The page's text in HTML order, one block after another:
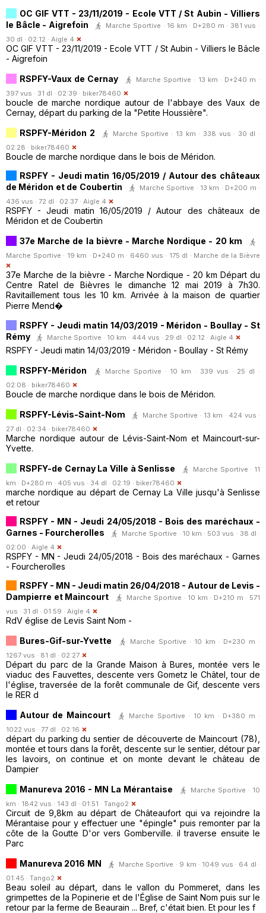
OC GIF VTT - 23/11/2019 - Ecole VTT / St Aubin - Villiers
le Bâcle - Aigrefoin
Marche Sportive · 16 km · D+280 m · 381 vus ·
30 dl · 02:12 · Aigle 4
OC GIF VTT - 23/11/2019 - Ecole VTT / St Aubin - Villiers le Bâcle
- Aigrefoin
RSPFY-Vaux de Cernay
Marche Sportive · 13 km · D+240 m ·
397 vus · 31 dl · 02:39 · biker78460
boucle de marche nordique autour de l'abbaye des Vaux de
Cernay, départ du parking de la "Petite Houssière".
RSPFY-Méridon 2
Marche Sportive · 13 km · 338 vus · 30 dl ·
02:28 · biker78460
Boucle de marche nordique dans le bois de Méridon.
RSPFY - Jeudi matin 16/05/2019 / Autour des châteaux
de Méridon et de Coubertin
Marche Sportive · 13 km · D+200 m ·
436 vus · 72 dl · 02:37 · Aigle 4
RSPFY - Jeudi matin 16/05/2019 / Autour des châteaux de
Méridon et de Coubertin
37e Marche de la bièvre - Marche Nordique - 20 km
Marche Sportive · 19 km · D+240 m · 6460 vus · 175 dl · Marche de la Bièvre
37e Marche de la bièvre - Marche Nordique - 20 km Départ du
Centre Ratel de Bièvres le dimanche 12 mai 2019 à 7h30.
Ravitaillement tous les 10 km. Arrivée à la maison de quartier
Pierre Mend�
RSPFY - Jeudi matin 14/03/2019 - Méridon - Boullay - St
Rémy
Marche Sportive · 10 km · 444 vus · 29 dl · 02:12 · Aigle 4
RSPFY - Jeudi matin 14/03/2019 - Méridon - Boullay - St Rémy
RSPFY-Méridon
Marche Sportive · 10 km · 339 vus · 25 dl ·
02:08 · biker78460
Boucle de marche nordique dans le bois de Méridon.
RSPFY-Lévis-Saint-Nom
Marche Sportive · 13 km · 424 vus ·
27 dl · 02:34 · biker78460
Marche nordique autour de Lévis-Saint-Nom et Maincourt-sur-
Yvette.
RSPFY-de Cernay La Ville à Senlisse
Marche Sportive · 11
km · D+280 m · 405 vus · 34 dl · 02:19 · biker78460
marche nordique au départ de Cernay La Ville jusqu'à Senlisse
et retour
RSPFY - MN - Jeudi 24/05/2018 - Bois des maréchaux -
Garnes - Fourcherolles
Marche Sportive · 10 km · 503 vus · 38 dl ·
02:00 · Aigle 4
RSPFY - MN - Jeudi 24/05/2018 - Bois des maréchaux - Garnes
- Fourcherolles
RSPFY - MN - Jeudi matin 26/04/2018 - Autour de Levis -
Dampierre et Maincourt
Marche Sportive · 10 km · D+210 m · 571
vus · 31 dl · 01:59 · Aigle 4
RdV église de Levis Saint Nom -
Bures-Gif-sur-Yvette
Marche Sportive · 10 km · D+230 m ·
1267 vus · 81 dl · 02:27
Départ du parc de la Grande Maison à Bures, montée vers le
viaduc des Fauvettes, descente vers Gometz le Châtel, tour de
l'église, traversée de la forêt communale de Gif, descente vers
le RER d
Autour de Maincourt
Marche Sportive · 10 km · D+380 m ·
1022 vus · 77 dl · 02:16
départ du parking du sentier de découverte de Maincourt (78),
montée et tours dans la forêt, descente sur le sentier, détour par
les lavoirs, on continue et on monte devant le château de
Dampier
Manureva 2016 - MN La Mérantaise
Marche Sportive · 10
km · 1842 vus · 143 dl · 01:51 · Tango2
Circuit de 9,8km au départ de Châteaufort qui va rejoindre la
Mérantaise pour y effectuer une "épingle" puis remonter par la
côte de la Goutte D'or vers Gomberville. il traverse ensuite le
Parc
Manureva 2016 MN
Marche Sportive · 9 km · 1049 vus · 64 dl ·
01:45 · Tango2
Beau soleil au départ, dans le vallon du Pommeret, dans les
grimpettes de la Popinerie et de l'Église de Saint Nom puis sur le
retour par la ferme de Beaurain ... Bref, c'était bien. Et pour les f